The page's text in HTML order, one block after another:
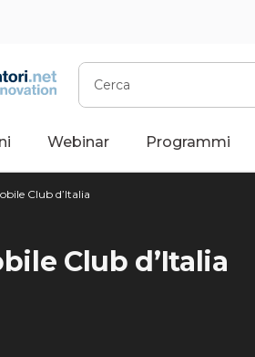
Cerca
Webinar Programmi
Club d’Italia
Club d’Italia